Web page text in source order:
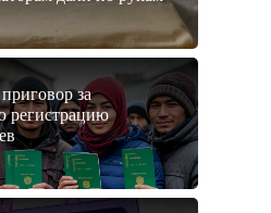
за
регистрацию